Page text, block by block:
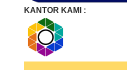
(refreshing) bagi karyawan. Tempat
strategis, corporate gathering, atau
mempererat kerja tim. Berikut
tempat di sekitar Jakarta: Bogor &
Cocok untuk outbound dan
KANTOR KAMI :